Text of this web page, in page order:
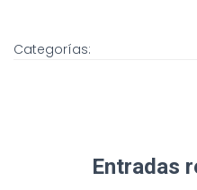
Categorías:
Entradas